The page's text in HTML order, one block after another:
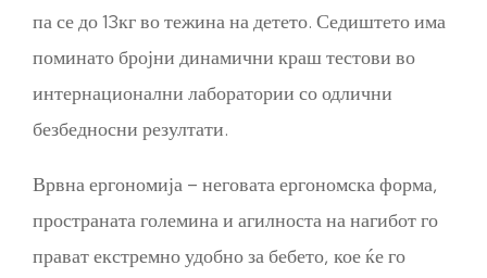
па се до 13кг во тежина на детето. Седиштето има
поминато бројни динамични краш тестови во
интернационални лаборатории со одлични
безбедносни резултати.
Врвна ергономија – неговата ергономска форма,
пространата големина и агилноста на нагибот го
прават екстремно удобно за бебето, кое ќе го